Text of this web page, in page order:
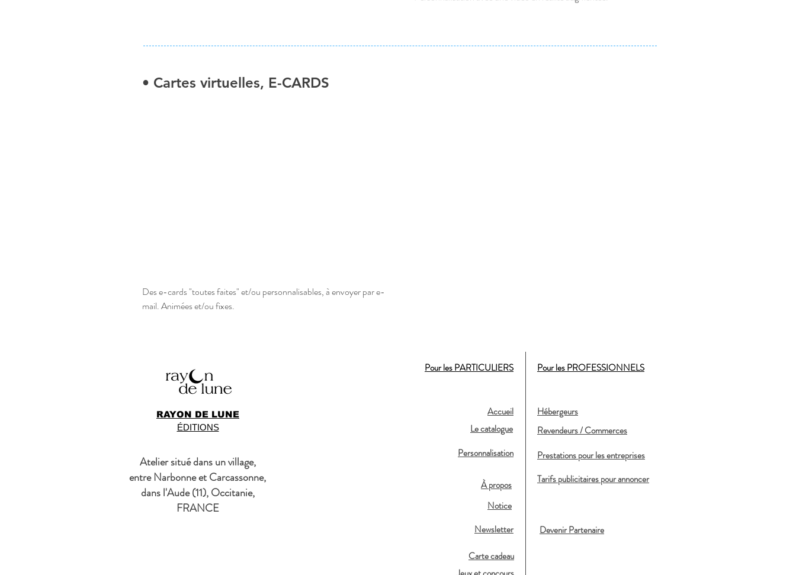
• Cartes virtuelles, E-CARDS
Des e-cards "toutes faites" et/ou personnalisables, à envoyer par e-
mail. Animées et/ou fixes.
RAYON DE LUNE
ÉDITIONS
Pour les PARTICULIERS Pour les PROFESSIONNELS
Accueil
Le catalogue
Hébergeurs
Revendeurs / Commerces
Atelier situé dans un village,
entre Narbonne et Carcassonne,
dans l'Aude (11), Occitanie,
FRANCE
Personnalisation
À propos
Prestations pour les entreprises
Tarifs publicitaires pour annoncer
Notice
Newsletter
Devenir Partenaire
Carte cadeau